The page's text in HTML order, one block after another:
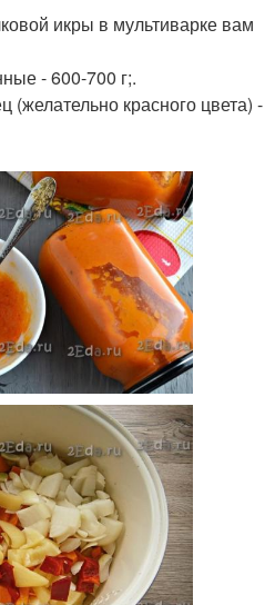
икры в мультиварке вам
- 600-700 г;.
(желательно красного цвета) -